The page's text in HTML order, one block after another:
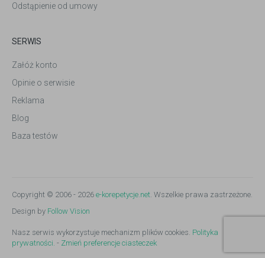
Odstąpienie od umowy
SERWIS
Załóż konto
Opinie o serwisie
Reklama
Blog
Baza testów
Copyright © 2006 - 2026 e-korepetycje.net. Wszelkie prawa zastrzeżone.
Design by Follow Vision
Nasz serwis wykorzystuje mechanizm plików cookies. Polityka
prywatności. - Zmień preferencje ciasteczek